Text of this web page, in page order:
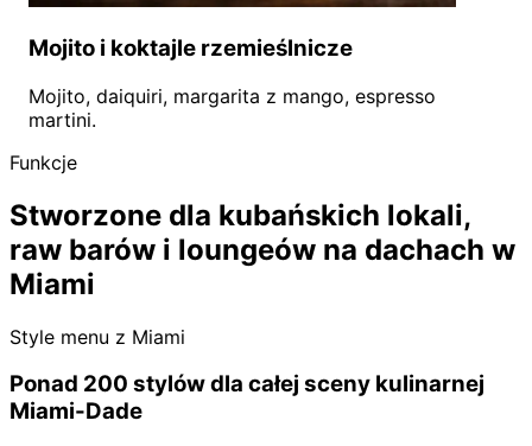
Mojito i koktajle rzemieślnicze
Mojito, daiquiri, margarita z mango, espresso
martini.
Funkcje
Stworzone dla kubańskich lokali,
raw barów i loungeów na dachach w
Miami
Style menu z Miami
Ponad 200 stylów dla całej sceny kulinarnej
Miami-Dade